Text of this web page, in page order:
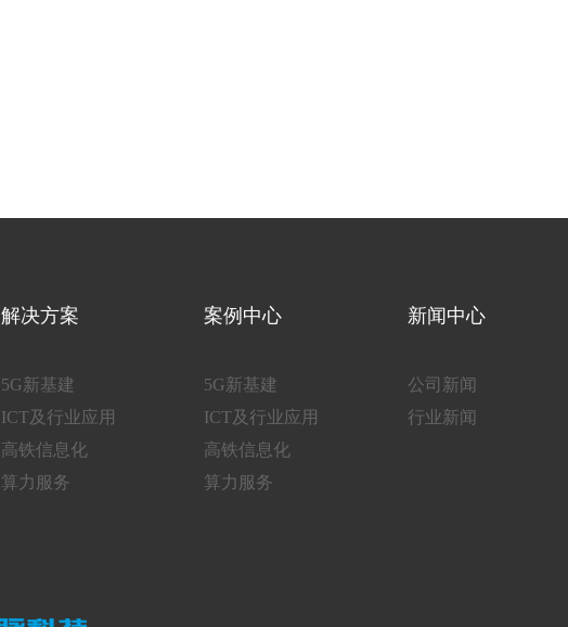
解决方案
5G新基建
ICT及行业应用
高铁信息化
算力服务
案例中心
5G新基建
ICT及行业应用
高铁信息化
算力服务
新闻中心
公司新闻
行业新闻